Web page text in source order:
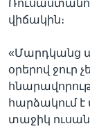
վիճակին։
«Մարդկանց
օրերով ջուր
հարձակում է
տաջիկ